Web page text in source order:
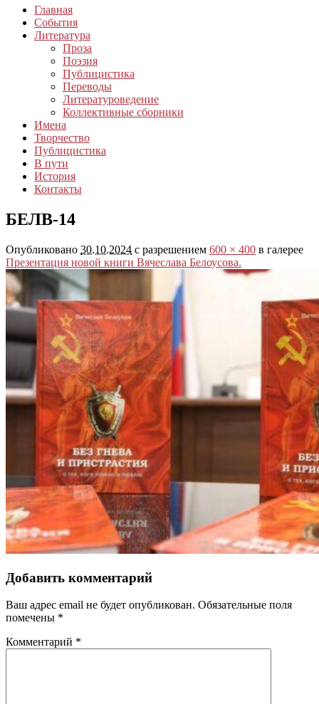
Главная
События
Литература
Проза
Поэзия
Публицистика
Переводы
Литературоведение
Коллективные сборники
Имена
Творчество
Публицистика
В пути
История
Контакты
БЕЛВ-14
Опубликовано 30.10.2024 с разрешением 600 × 400 в галерее
Презентация новой книги Вячеслава Белоусова.
Добавить комментарий
Ваш адрес email не будет опубликован. Обязательные поля
помечены *
Комментарий *